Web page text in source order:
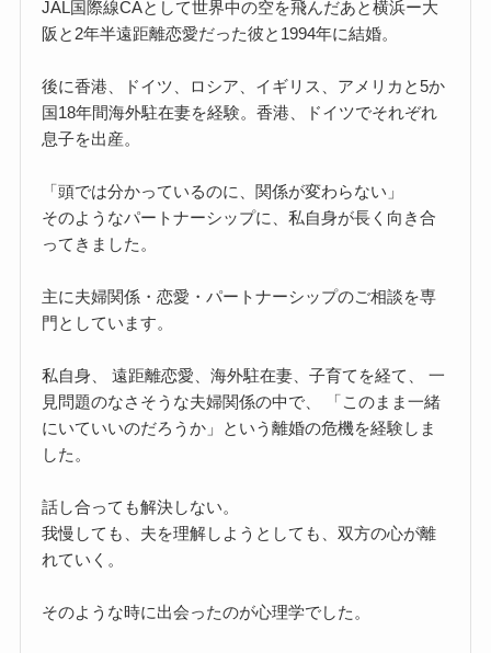
JAL国際線CAとして世界中の空を飛んだあと横浜ー大
阪と2年半遠距離恋愛だった彼と1994年に結婚。
後に香港、ドイツ、ロシア、イギリス、アメリカと5か
国18年間海外駐在妻を経験。香港、ドイツでそれぞれ
息子を出産。
「頭では分かっているのに、関係が変わらない」
そのようなパートナーシップに、私自身が長く向き合
ってきました。
主に夫婦関係・恋愛・パートナーシップのご相談を専
門としています。
私自身、 遠距離恋愛、海外駐在妻、子育てを経て、 一
見問題のなさそうな夫婦関係の中で、 「このまま一緒
にいていいのだろうか」という離婚の危機を経験しま
した。
話し合っても解決しない。
我慢しても、夫を理解しようとしても、双方の心が離
れていく。
そのような時に出会ったのが心理学でした。